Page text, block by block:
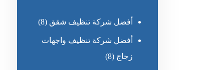
أفضل شركة تنظيف شقق (8)
أفضل شركة تنظيف واجهات
زجاج (8)